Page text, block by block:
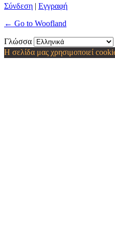
Σύνδεση | Εγγραφή
← Go to Woofland
Γλώσσα
Η σελίδα μας χρησιμοποιεί